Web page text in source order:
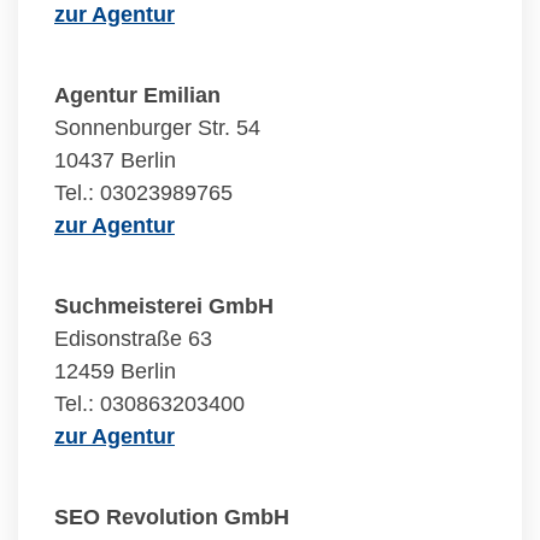
zur Agentur
Agentur Emilian
Sonnenburger Str. 54
10437 Berlin
Tel.: 03023989765
zur Agentur
Suchmeisterei GmbH
Edisonstraße 63
12459 Berlin
Tel.: 030863203400
zur Agentur
SEO Revolution GmbH